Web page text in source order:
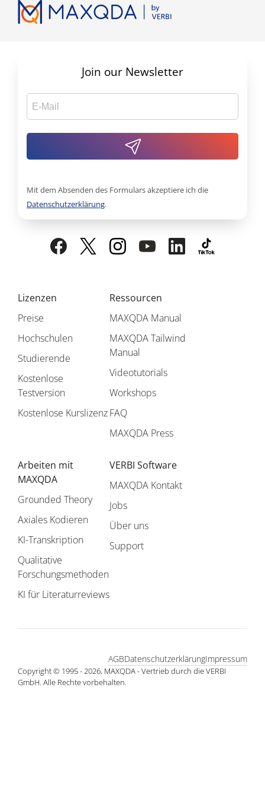
Lizenzen
Preise
Hochschulen
Studierende
Kostenlose
Testversion
Kostenlose Kurslizenz
Ressourcen
MAXQDA Manual
MAXQDA Tailwind
Manual
Videotutorials
Workshops
FAQ
MAXQDA Press
Arbeiten mit
MAXQDA
Grounded Theory
Axiales Kodieren
KI-Transkription
Qualitative
Forschungsmethoden
KI für Literaturreviews
VERBI Software
MAXQDA Kontakt
Jobs
Über uns
Support
Join our Newsletter
Mit dem Absenden des Formulars akzeptiere ich die
Datenschutzerklärung.
Copyright © 1995 - 2026, MAXQDA - Vertrieb durch die VERBI
GmbH. Alle Rechte vorbehalten.
Impressum
Datenschutzerklärung
AGB